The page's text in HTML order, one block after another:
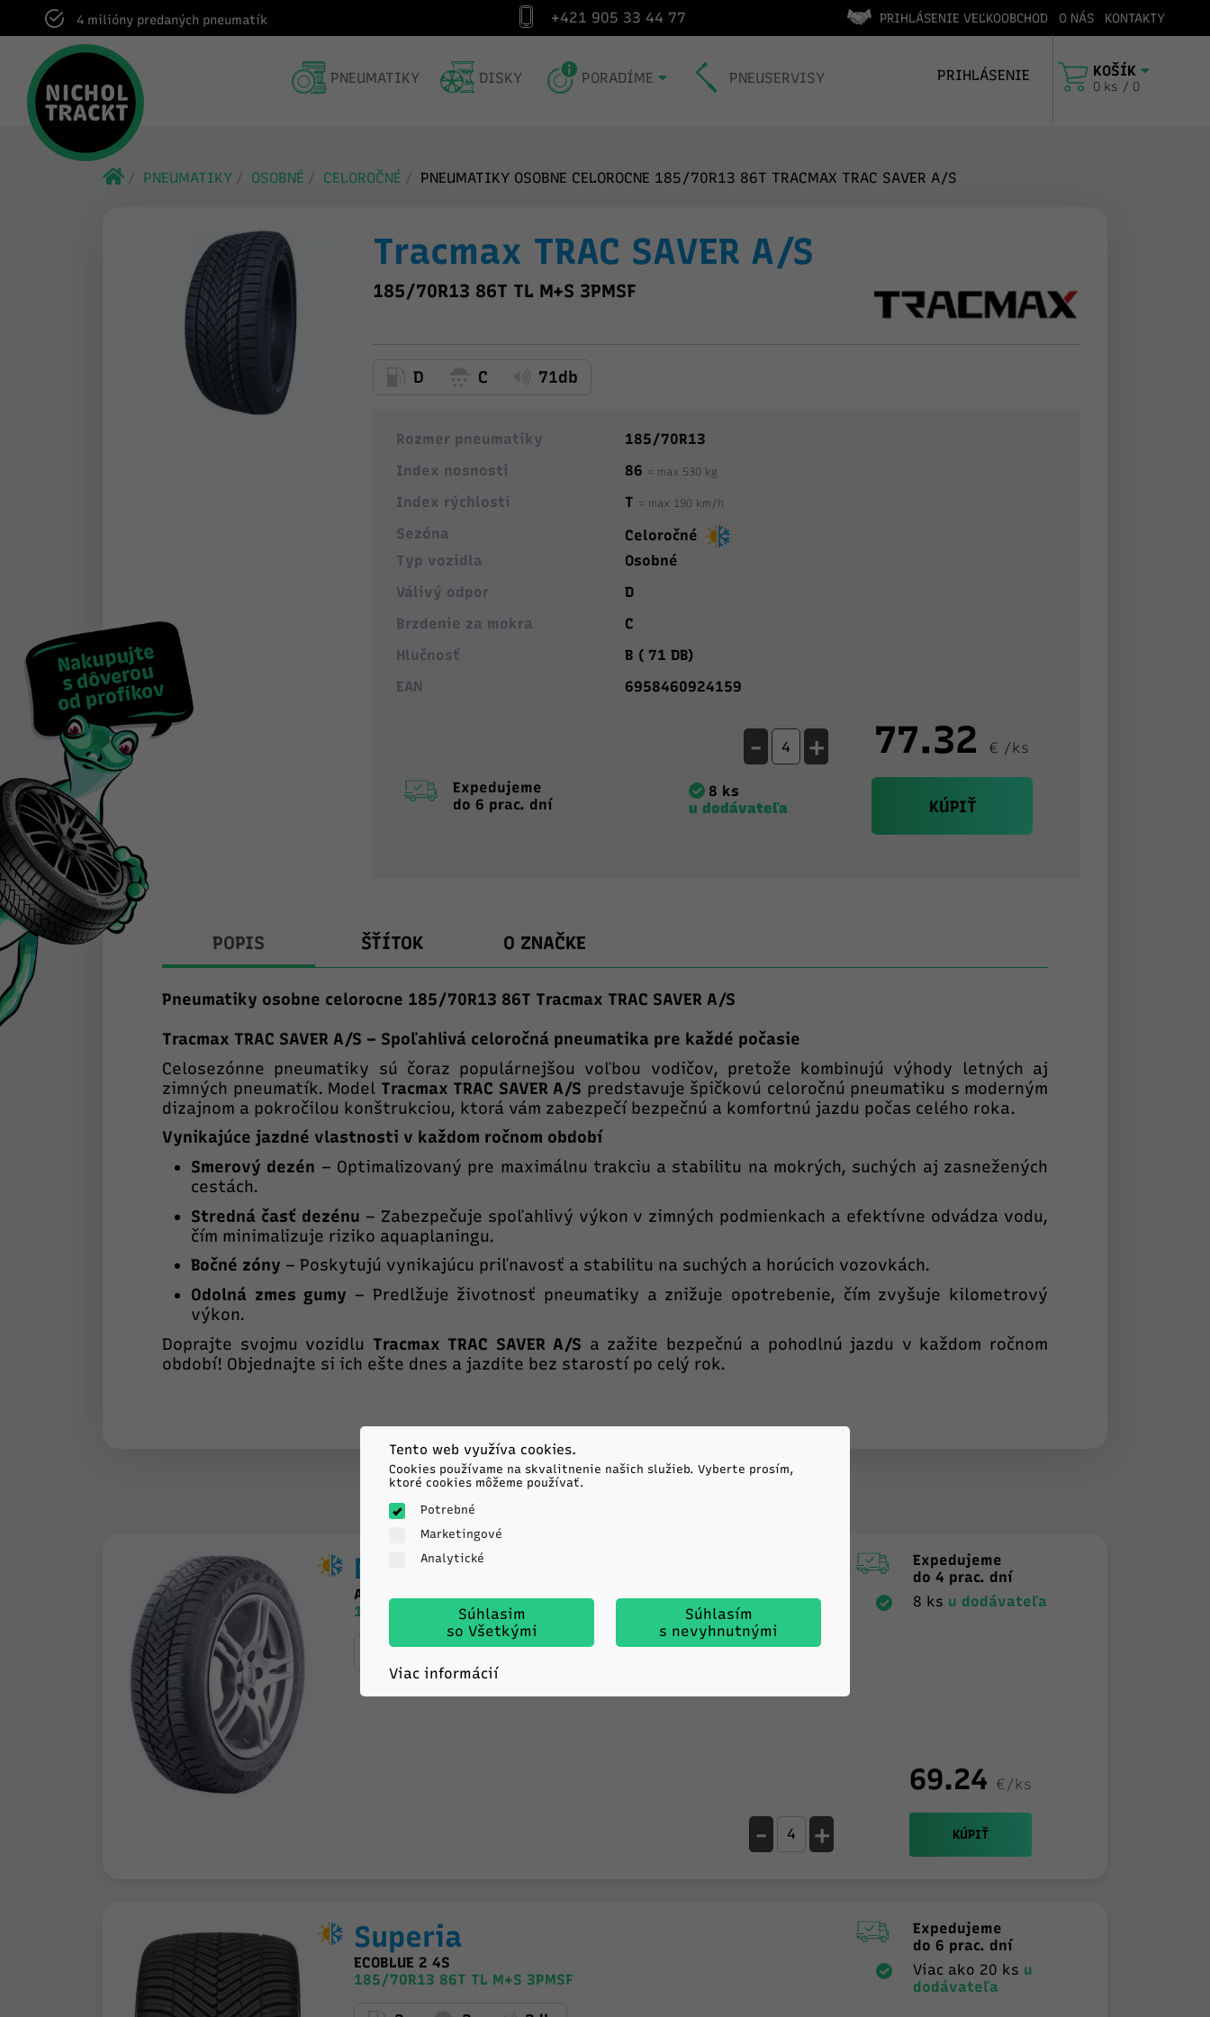
Dodanie do pneuservisu v rámci celej SR Špecialista na pneumatiky od roku 1991 Expedícia v deň objednávky (do 14:00)
+421 905 33 44 77 PRIHLÁSENIE VEĽKOOBCHOD O NÁS KONTAKTY
PNEUMATIKY DISKY PORADÍME PNEUSERVISY PRIHLÁSENIE KOŠÍK
0 ks / 0
PNEUMATIKY OSOBNÉ CELOROČNÉ PNEUMATIKY OSOBNE CELOROCNE 185/70R13 86T TRACMAX TRAC SAVER A/S
Tracmax TRAC SAVER A/S
185/70R13 86T TL M+S 3PMSF
D C 71db
Rozmer pneumatiky
185/70R13
Index nosnosti
86 = max 530 kg
Index rýchlosti T = max 190 km/h
Sezóna
Celoročné
Typ vozidla
Osobné
Válivý odpor
D
Brzdenie za mokra
C
Hlučnosť
B ( 71 DB)
EAN
6958460924159
Expedujeme
do 6 prac. dní
- +
8 ks
u dodávateľa
77.32 € /ks
KÚPIŤ
POPIS ŠŤÍTOK O ZNAČKE
Pneumatiky osobne celorocne 185/70R13 86T Tracmax TRAC SAVER A/S
Tracmax TRAC SAVER A/S – Spoľahlivá celoročná pneumatika pre každé počasie
Celosezónne pneumatiky sú čoraz populárnejšou voľbou vodičov, pretože kombinujú výhody letných aj
zimných pneumatík. Model Tracmax TRAC SAVER A/S predstavuje špičkovú celoročnú pneumatiku s moderným
dizajnom a pokročilou konštrukciou, ktorá vám zabezpečí bezpečnú a komfortnú jazdu počas celého roka.
Vynikajúce jazdné vlastnosti v každom ročnom období
Smerový dezén – Optimalizovaný pre maximálnu trakciu a stabilitu na mokrých, suchých aj zasnežených
cestách.
Stredná časť dezénu – Zabezpečuje spoľahlivý výkon v zimných podmienkach a efektívne odvádza vodu,
čím minimalizuje riziko aquaplaningu.
Bočné zóny – Poskytujú vynikajúcu priľnavosť a stabilitu na suchých a horúcich vozovkách.
Odolná zmes gumy – Predlžuje životnosť pneumatiky a znižuje opotrebenie, čím zvyšuje kilometrový
výkon.
Doprajte svojmu vozidlu Tracmax TRAC SAVER A/S a zažite bezpečnú a pohodlnú jazdu v každom ročnom
období! Objednajte si ich ešte dnes a jazdite bez starostí po celý rok.
Maxxis
AP2 ALL SEASON
185/70R13 86T TL M+S 3PMSF
D C 69db
Expedujeme
do 4 prac. dní
8 ks u dodávateľa
69.24 €/ks
- + KÚPIŤ
Superia
ECOBLUE 2 4S
185/70R13 86T TL M+S 3PMSF
Expedujeme
do 6 prac. dní
Viac ako 20 ks u
dodávateľa
Tento web využíva cookies.
Cookies používame na skvalitnenie našich služieb. Vyberte prosím,
ktoré cookies môžeme používať.
Potrebné
Marketingové
Analytické
Súhlasim
so Všetkými
Súhlasím
s nevyhnutnými
Viac informácií